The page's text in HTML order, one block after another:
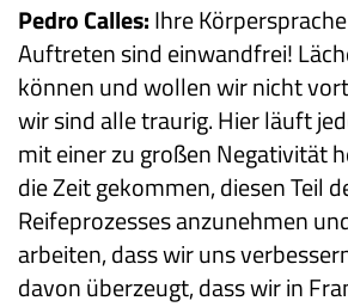
Pedro Calles:Ihre
Auftreten sind einwandfrei!
können und wollen wir nicht
wir sind alle traurig. Hier läuft
mit einer zu großen Negativität
die Zeit gekommen, diesen Teil
Reifeprozesses anzunehmen
arbeiten, dass wir uns
davon überzeugt, dass wir in